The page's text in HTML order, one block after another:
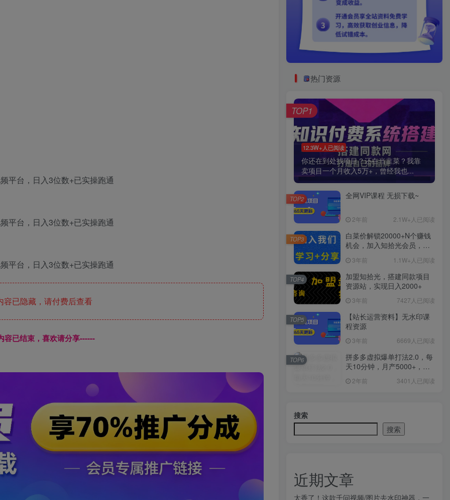
已隐藏，请付费后查看
容已结束，喜欢请分享------
热门资源
12.3W+人已阅读
你还在到处找项目？还在当韭菜？我靠
卖项目一个月收入5万+，曾经我也...
TOP1
全网VIP课程 无损下载~
2年前 2.1W+人已阅读
TOP2
白菜价解锁20000+N个赚钱
机会，加入知拾光会员，全
3年前 1.1W+人已阅读
TOP3
加盟知拾光，搭建同款项目
资源站，实现日入2000+
3年前 7427人已阅读
TOP4
【站长运营资料】无水印课
程资源
3年前 6669人已阅读
TOP5
拼多多虚拟爆单打法2.0，每
天10分钟，月产5000+，从0
2年前 3401人已阅读
TOP6
搜索
搜索
近期文章
太香了！这款千问视频/图片去水印神器，一